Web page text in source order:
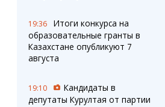
19:36
Итоги конкурса на
образовательные гранты в
Казахстане опубликуют 7
августа
19:10
Кандидаты в
депутаты Курултая от партии